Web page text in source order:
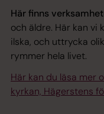
Här finns
och äldre. Här kan vi
ilska, och uttrycka
rymmer hela livet.
Här kan du läsa mer
kyrkan, Hägerstens